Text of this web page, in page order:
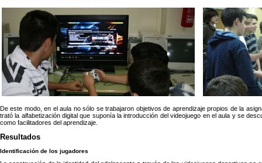
De este modo, en el aula no sólo se trabajaron objetivos de aprendizaje propios de la
trató la alfabetización digital que suponía la introducción del videojuego en el aula y se
como facilitadores del aprendizaje.
Resultados
Identificación de los jugadores